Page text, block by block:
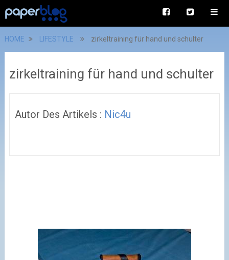
HOME LIFESTYLE zirkeltraining für hand und schulter
zirkeltraining für hand und schulter
Autor Des Artikels : Nic4u